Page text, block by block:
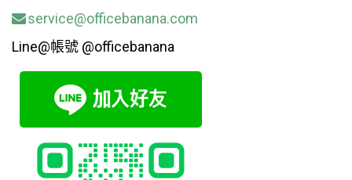
service@officebanana.com
Line@帳號 @officebanana